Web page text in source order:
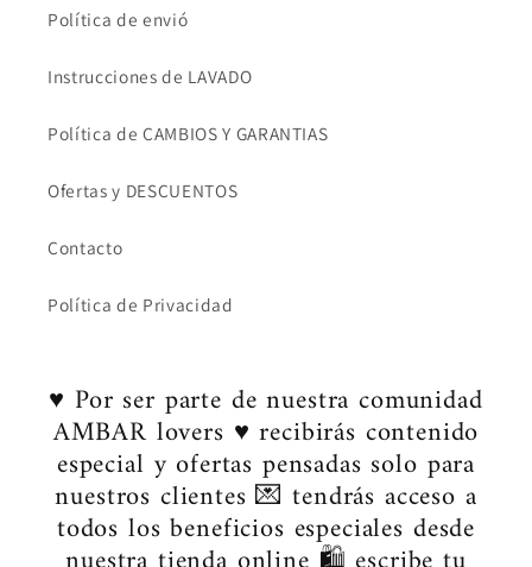
Política de envió
Instrucciones de LAVADO
Política de CAMBIOS Y GARANTIAS
Ofertas y DESCUENTOS
Contacto
Política de Privacidad
♥ Por ser parte de nuestra comunidad
AMBAR lovers ♥ recibirás contenido
especial y ofertas pensadas solo para
nuestros clientes 💌 tendrás acceso a
todos los beneficios especiales desde